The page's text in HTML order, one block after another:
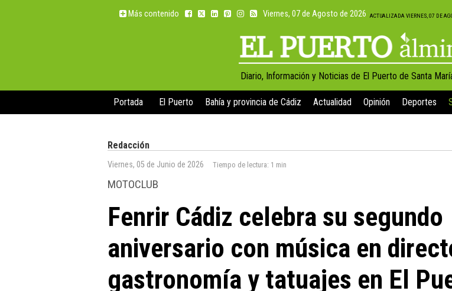
Más contenido Viernes, 07 de Agosto de 2026 ACTUALIZADA VIERNES, 07 DE
Diario, Información y Noticias de El Puerto de Santa
Portada El Puerto Bahía y provincia de Cádiz Actualidad Opinión Deportes
Redacción
Viernes, 05 de Junio de 2026 Tiempo de lectura: 1 min
MOTOCLUB
Fenrir Cádiz celebra su segundo
aniversario con música en
gastronomía y tatuajes en El